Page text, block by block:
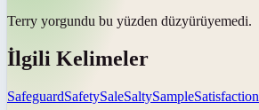
Terry yorgundu bu yüzden düzyürüyemedi.
İlgili Kelimeler
SafeguardSafetySaleSaltySampleSatisfaction